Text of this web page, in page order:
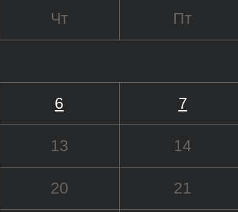
Чт Пт
6 7
13 14
20 21